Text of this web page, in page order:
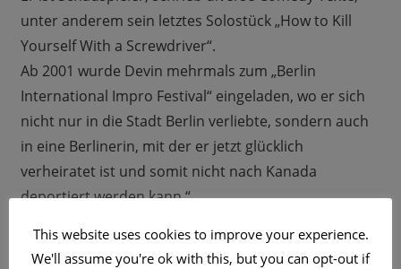
unter anderem sein letztes Solostück „How to Kill
Yourself With a Screwdriver“.
Ab 2001 wurde Devin mehrmals zum „Berlin
International Impro Festival“ eingeladen, wo er sich
nicht nur in die Stadt Berlin verliebte, sondern auch
in eine Berlinerin, mit der er jetzt glücklich
verheiratet ist und somit nicht nach Kanada
deportiert werden kann.“
Joachim Hahn
This website uses cookies to improve your experience.
We'll assume you're ok with this, but you can opt-out if